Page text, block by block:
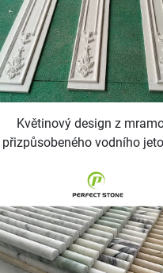
Květinový design z
přizpůsobeného vodního
obloukovým mramorem